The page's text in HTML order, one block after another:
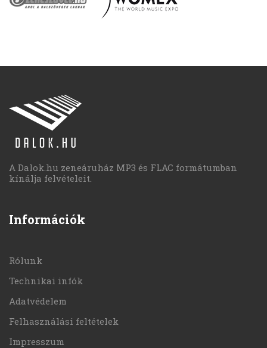
A Dalok.hu zeneáruház MP3 és FLAC formátumban
kínálja felvételeit.
Információk
Rólunk
Technikai infók
Adatvédelem
Felhasználási feltételek
Impresszum